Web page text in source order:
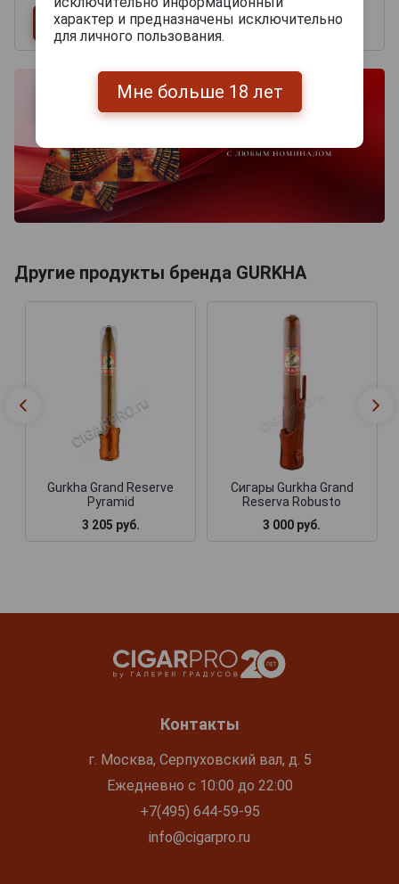
Другие продукты бренда GURKHA
Gurkha Grand Reserve
Pyramid
3 205 руб.
Сигары Gurkha Grand
Reserva Robusto
3 000 руб.
Контакты
г. Москва, Серпуховский вал, д. 5
Ежедневно с 10:00 до 22:00
+7(495) 644-59-95
info@cigarpro.ru
характер и предназначены исключительно
для личного пользования.
Мне больше 18 лет